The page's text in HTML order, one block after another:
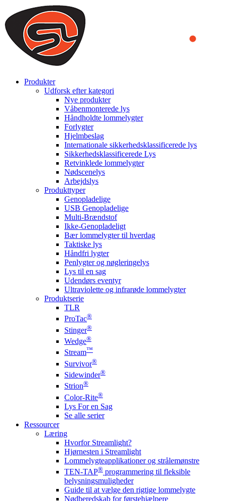
We use cookies to ensure that we provide you the best experience
on our website. By continuing to browse this website, you accept
that cookies are used to help us analyze how the website is used and
to offer you a better experience. To learn more or to find out how
you can disable cookies, you can access our
Produkter
Udforsk efter kategori
Nye produkter
Våbenmonterede lys
Håndholdte lommelygter
Forlygter
Hjelmbeslag
Internationale sikkerhedsklassificerede lys
Sikkerhedsklassificerede Lys
Retvinklede lommelygter
Nødscenelys
Arbejdslys
Produkttyper
Genopladelige
USB Genopladelige
Multi-Brændstof
Ikke-Genopladeligt
Bær lommelygter til hverdag
Taktiske lys
Håndfri lygter
Penlygter og nøgleringelys
Lys til en sag
Udendørs eventyr
Ultraviolette og infrarøde lommelygter
Produktserie
TLR
ProTac®
Stinger®
Wedge®
Stream™
Survivor®
Sidewinder®
Strion®
Color-Rite®
Lys For en Sag
Se alle serier
Ressourcer
Læring
Hvorfor Streamlight?
Hjørnesten i Streamlight
Lommelygteapplikationer og strålemønstre
TEN-TAP® programmering til fleksible
belysningsmuligheder
Guide til at vælge den rigtige lommelygte
Nødberedskab for førstehjælpere